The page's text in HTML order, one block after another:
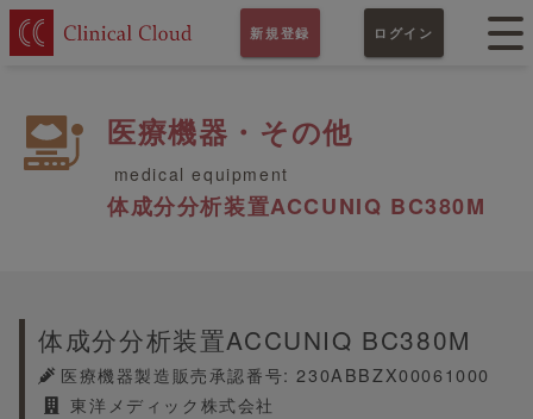
新規登録 ログイン
医療機器・その他
medical equipment
体成分分析装置ACCUNIQ BC380M
体成分分析装置ACCUNIQ BC380M
医療機器製造販売承認番号: 230ABBZX00061000
東洋メディック株式会社